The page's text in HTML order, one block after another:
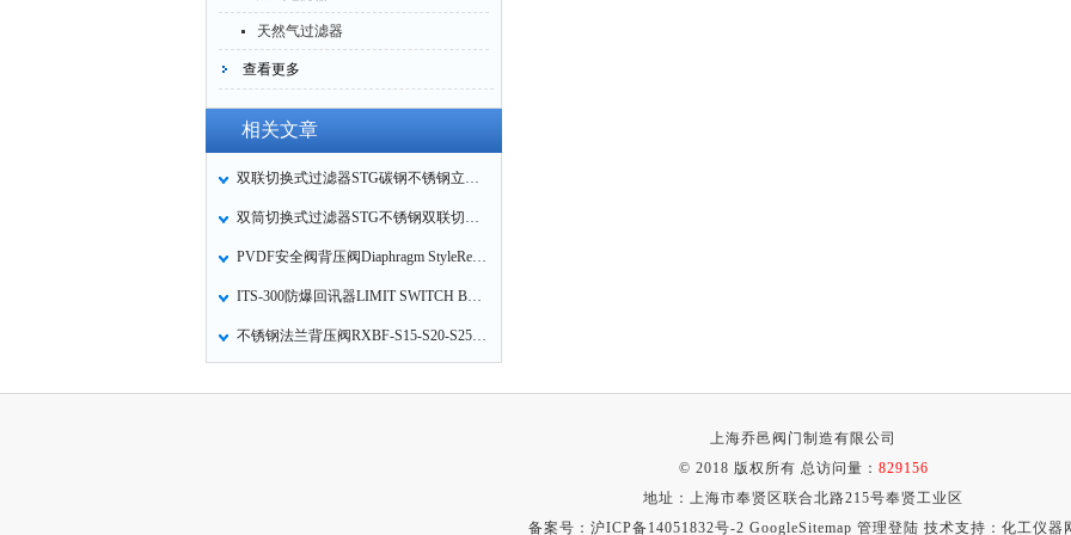
天然气过滤器
查看更多
相关文章
双联切换式过滤器STG碳钢不锈钢立式双桶筒烛式转换式篮式除污器的工作原理
双筒切换式过滤器STG不锈钢双联切换式过滤器的工作原理
PVDF安全阀背压阀Diaphragm StyleRegulator Valve隔膜式PVDF减压阀安装方式
ITS-300防爆回讯器LIMIT SWITCH BOX限位开关盒的技术参数
不锈钢法兰背压阀RXBF-S15-S20-S25-S32-S40-S50-S65-S80-S100背压阀的特点
上海乔邑阀门制造有限公司
© 2018 版权所有 总访问量： 829156
地址：上海市奉贤区联合北路215号奉贤工业区
备案号： 沪ICP备14051832号-2 GoogleSitemap 管理登陆 技术支持： 化工仪器